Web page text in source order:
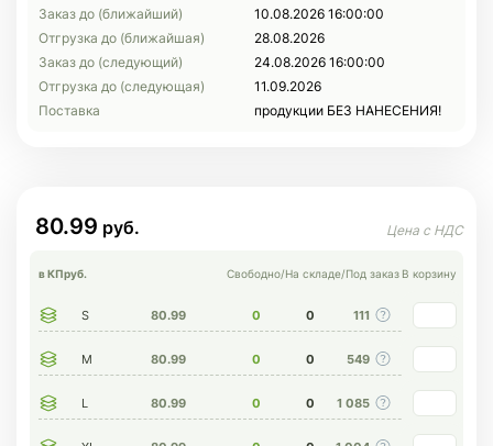
Заказ до (ближайший)
10.08.2026 16:00:00
Отгрузка до (ближайшая)
28.08.2026
Заказ до (следующий)
24.08.2026 16:00:00
Отгрузка до (следующая)
11.09.2026
Поставка
продукции БЕЗ НАНЕСЕНИЯ!
80.99
в КПруб. Свободно/На складе/Под заказ В корзину
S 80.99 0 0 111
M 80.99 0 0 549
L 80.99 0 0 1 085